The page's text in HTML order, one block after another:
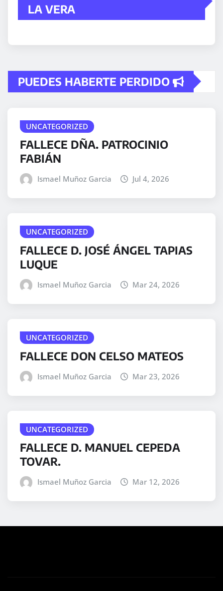
LA VERA
PUEDES HABERTE PERDIDO
UNCATEGORIZED
FALLECE DÑA. PATROCINIO
FABIÁN
Ismael Muñoz Garcia Jul 4, 2026
UNCATEGORIZED
FALLECE D. JOSÉ ÁNGEL TAPIAS
LUQUE
Ismael Muñoz Garcia Mar 24, 2026
UNCATEGORIZED
FALLECE DON CELSO MATEOS
Ismael Muñoz Garcia Mar 23, 2026
UNCATEGORIZED
FALLECE D. MANUEL CEPEDA
TOVAR.
Ismael Muñoz Garcia Mar 12, 2026